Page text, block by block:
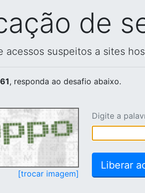
de
acessos suspeitos a sites
, responda ao desafio abaixo.
[trocar imagem]
Digite a